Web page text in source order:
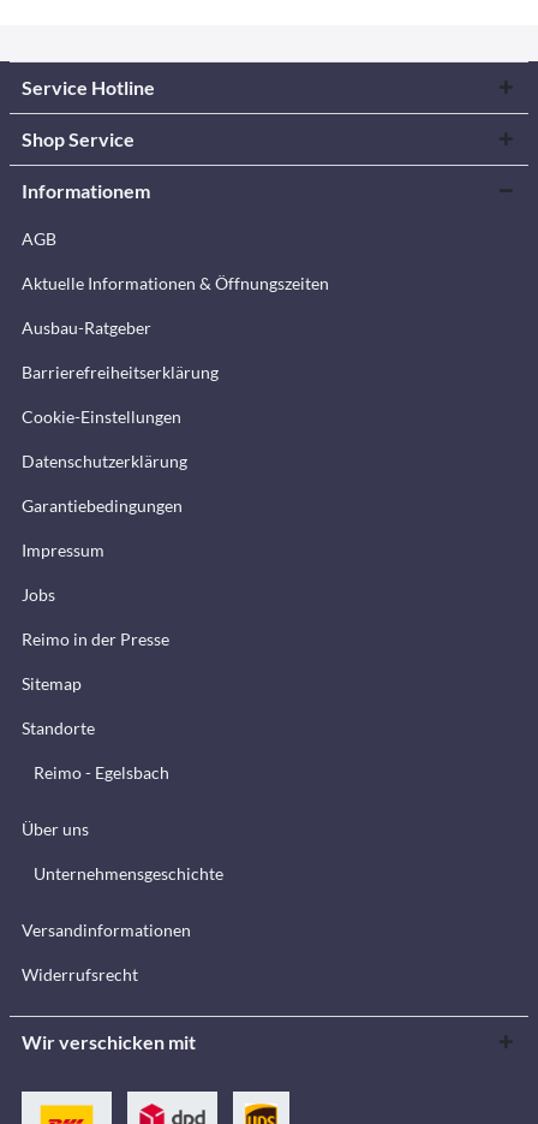
Service Hotline
Shop Service
Informationem
AGB
Aktuelle Informationen & Öffnungszeiten
Ausbau-Ratgeber
Barrierefreiheitserklärung
Cookie-Einstellungen
Datenschutzerklärung
Garantiebedingungen
Impressum
Jobs
Reimo in der Presse
Sitemap
Standorte
Reimo - Egelsbach
Über uns
Unternehmensgeschichte
Versandinformationen
Widerrufsrecht
Wir verschicken mit